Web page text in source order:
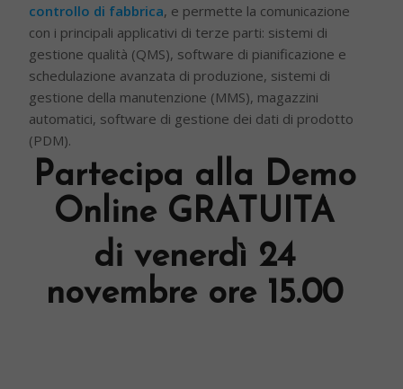
controllo di fabbrica, e permette la comunicazione
con i principali applicativi di terze parti: sistemi di
gestione qualità (QMS), software di pianificazione e
schedulazione avanzata di produzione, sistemi di
gestione della manutenzione (MMS), magazzini
automatici, software di gestione dei dati di prodotto
(PDM).
Partecipa alla Demo
Online GRATUITA
di venerdì 24
novembre ore 15.00